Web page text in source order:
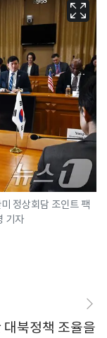
정상회담 조인트 팩
기자
북정책 조율을